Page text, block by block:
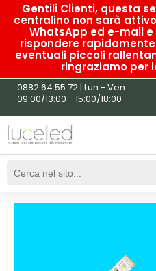
Gentili Clienti, questa
centralino non sarà
WhatsApp ed e-mail
rispondere
eventuali piccoli
ringraziamo per
0882 64 55 72 | Lun - Ven
09:00/13:00 - 15:00/18:00
Come
strisce led
20 Ago , 2020